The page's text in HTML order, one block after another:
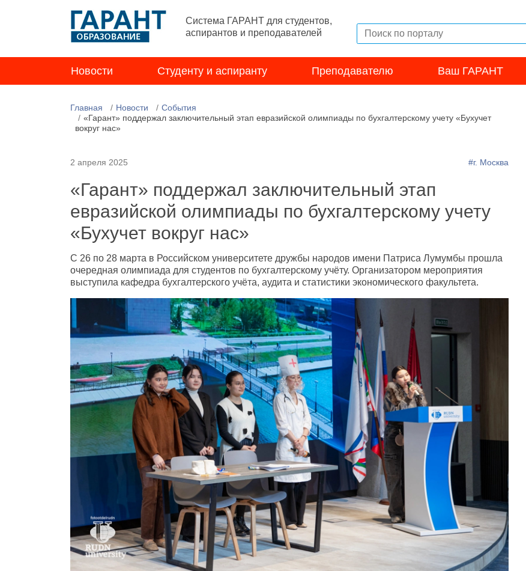
Система ГАРАНТ для студентов,
аспирантов и преподавателей
Новости Студенту и аспиранту Преподавателю Ваш ГАРАНТ
Главная Новости
События
«Гарант» поддержал заключительный этап евразийской олимпиады по бухгалтерскому учету «Бухучет
вокруг нас»
2 апреля 2025 #г. Москва
«Гарант» поддержал заключительный этап
евразийской олимпиады по бухгалтерскому учету
«Бухучет вокруг нас»
С 26 по 28 марта в Российском университете дружбы народов имени Патриса Лумумбы прошла
очередная олимпиада для студентов по бухгалтерскому учёту. Организатором мероприятия
выступила кафедра бухгалтерского учёта, аудита и статистики экономического факультета.